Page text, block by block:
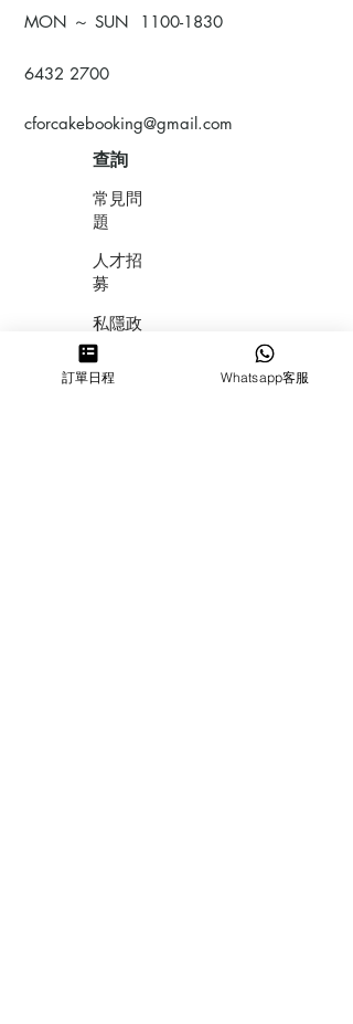
MON ～ SUN 1100-1830
6432 2700
cforcakebooking@gmail.com
查詢
常見問
題
人才招
募
私隱政
策
​積分計
訂單日程 Whatsapp客服